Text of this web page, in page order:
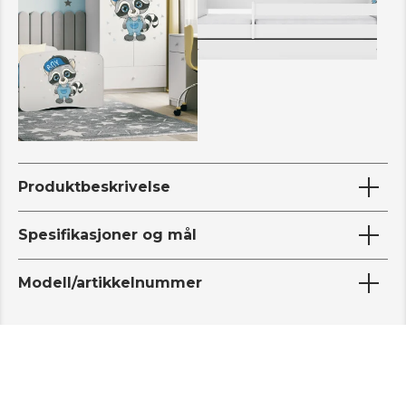
Produktbeskrivelse
Spesifikasjoner og mål
Modell/artikkelnummer